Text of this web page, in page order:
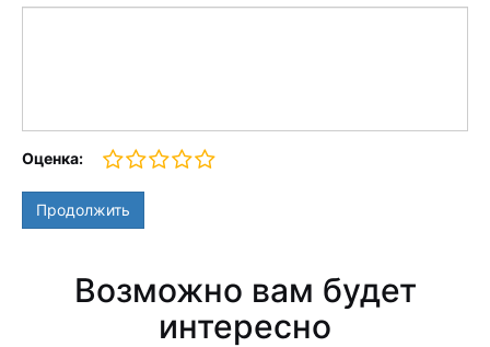
Оценка:
Продолжить
Возможно вам будет
интересно